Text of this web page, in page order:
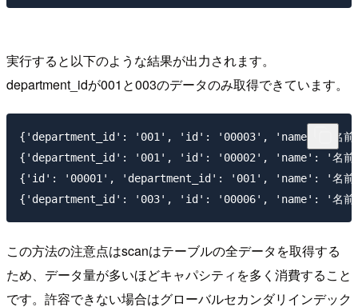
実行すると以下のような結果が出力されます。
department_idが001と003のデータのみ取得できています。
{'department_id': '001', 'id': '00003', 'name': '名
{'department_id': '001', 'id': '00002', 'name': '名
{'id': '00001', 'department_id': '001', 'name': '名
この方法の注意点はscanはテーブルの全データを取得する
ため、データ量が多いほどキャパシティを多く消費すること
です。許容できない場合はグローバルセカンダリインデック